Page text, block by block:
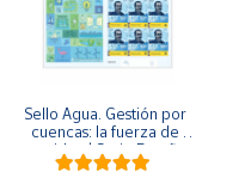
Sello Agua. Gestión por
cuencas: la fuerza de
una idea.| Serie España
ES| Pliego Premium